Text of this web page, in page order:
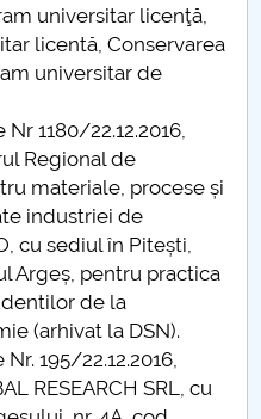
universitar licenţă,
licentă, Conservarea
universitar de
1180/22.12.2016,
Regional de
materiale, procese și
industriei de
cu sediul în Pitești,
Argeș, pentru practica
de la
(arhivat la DSN).
195/22.12.2016,
RESEARCH SRL, cu